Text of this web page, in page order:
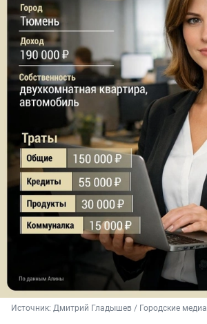
Источник: Дмитрий Гладышев / Городские медиа